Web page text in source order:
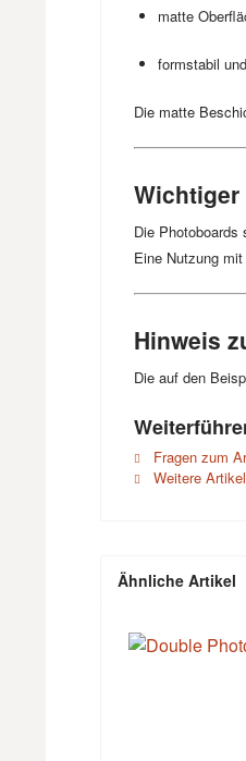
matte
formstabil
Die matte
Wichtiger
Die Photoboards
Eine Nutzung
Hinweis
Die auf den
Fragen zum
Weitere
Ähnliche Artikel